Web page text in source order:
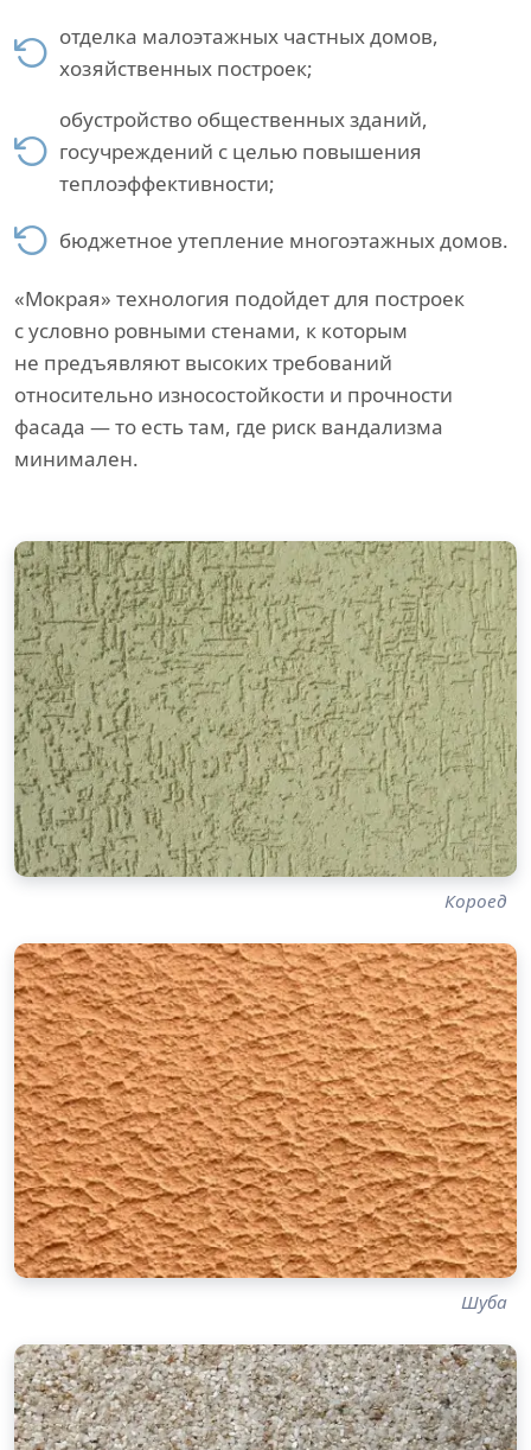
отделка малоэтажных частных домов,
хозяйственных построек;
обустройство общественных зданий,
госучреждений с целью повышения
теплоэффективности;
бюджетное утепление многоэтажных домов.
«Мокрая» технология подойдет для построек
с условно ровными стенами, к которым
не предъявляют высоких требований
относительно износостойкости и прочности
фасада — то есть там, где риск вандализма
минимален.
Короед
Шуба